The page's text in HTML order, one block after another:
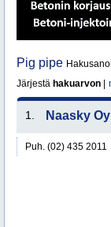
Pig pipe
Järjestä hakuarvon
1. Naasky Oy
Puh. (02) 435 2011